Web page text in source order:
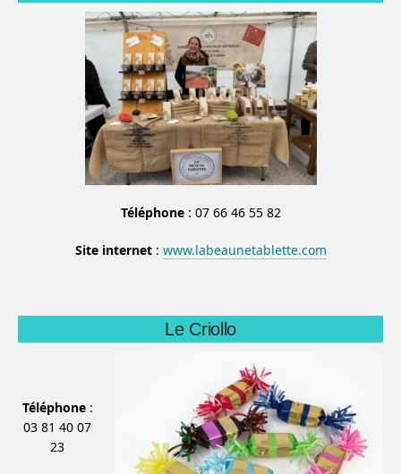
Téléphone: 07 66 46 55 82
Site internet: www.labeaunetablette.com
Le Criollo
Téléphone:
03 81 40 07
23